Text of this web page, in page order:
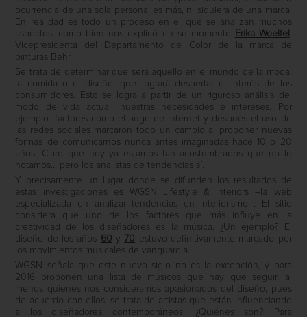
ocurrencia de una sola persona, es más, ni siquiera de una marca.
En realidad es todo un proceso en el que se analizan muchos
aspectos, como bien nos explicó en su momento
Erika Woelfel ,
Vicepresidenta del Departamento de Color de la marca de
pinturas Behr.
Se trata de determinar que será aquello en el mundo de la moda,
la comida o el diseño, que logrará despertar el interés de los
consumidores. Esto se logra a partir de un riguroso análisis del
modo de vida actual, nuestras necesidades e intereses. Por
ejemplo: factores como el auge de Internet y después el uso de
las redes sociales marcaron todo un cambio al proponer nuevas
formas de comunicarnos nunca antes imaginadas hace 10 o 20
años. Claro que hoy ya estamos tan acostumbrados que no lo
notamos… pero los analistas de tendencias sí.
Y precisamente un lugar donde se difunden los resultados de
estas investigaciones es WGSN Lifestyle & Interiors –la web
especializada en analizar tendencias en interiorismo–. El sitio
considera que uno de los factores que más influye en la
creatividad de los diseñadores es la música. ¿Un ejemplo? El
diseño de los años 60 y 70 estuvo definitivamente marcado por
los movimientos musicales de vanguardia.
WGSN señala que este nuevo siglo no es la excepción, y para
2016 proponen una lista de músicos que hay que seguir, al
menos quienes nos consideramos apasionados del diseño, pues
de acuerdo con ellos, se trata de artistas que están influenciando
a los diseñadores contemporáneos. ¿Quiénes son? Para